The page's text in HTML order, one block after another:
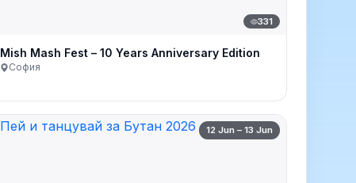
331
Mish Mash Fest – 10 Years Anniversary Edition
София
12 Jun – 13 Jun